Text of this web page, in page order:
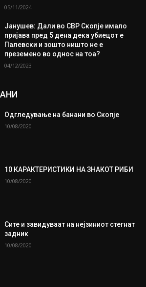
05/11/2024
Јанушев: Дали во СВР Скопје имало
пријава пред 5 дена дека убиецот е
Палевски и зошто ништо не е
преземено во однос на тоа?
04/12/2023
Одгледување на банани во Скопје
10/08/2020
10 КАРАКТЕРИСТИКИ НА ЗНАКОТ РИБИ
10/08/2020
Сите и завидуваат на нејзиниот стегнат
задник
10/08/2020